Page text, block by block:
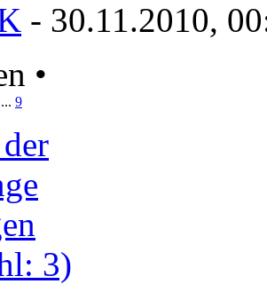
- 30.11.2010,
•
... 9